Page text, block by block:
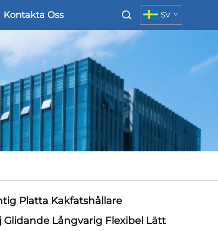
Kontakta Oss SV
Platta Kakfatshållare
Glidande Långvarig Flexibel Lätt